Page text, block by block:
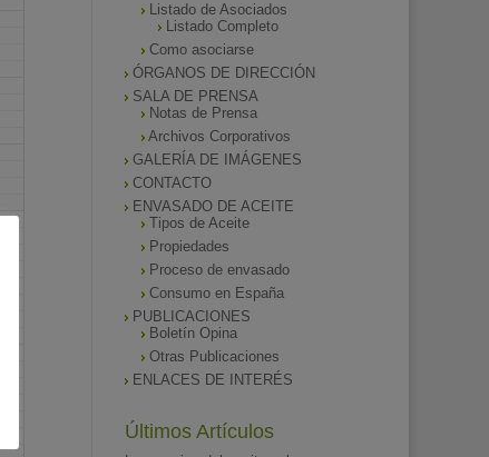
Listado de Asociados
Listado Completo
Como asociarse
ÓRGANOS DE DIRECCIÓN
SALA DE PRENSA
Notas de Prensa
Archivos Corporativos
GALERÍA DE IMÁGENES
CONTACTO
ENVASADO DE ACEITE
Tipos de Aceite
Propiedades
Proceso de envasado
Consumo en España
PUBLICACIONES
Boletín Opina
Otras Publicaciones
ENLACES DE INTERÉS
Últimos Artículos